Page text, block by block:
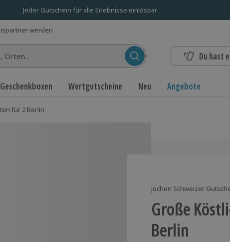
Jeder Gutschein für alle Erlebnisse einlösbar
werden
Du hast
Geschenkboxen Wertgutscheine Neu Angebote
für 2 Berlin
Jochen Schweizer
Große
Berlin